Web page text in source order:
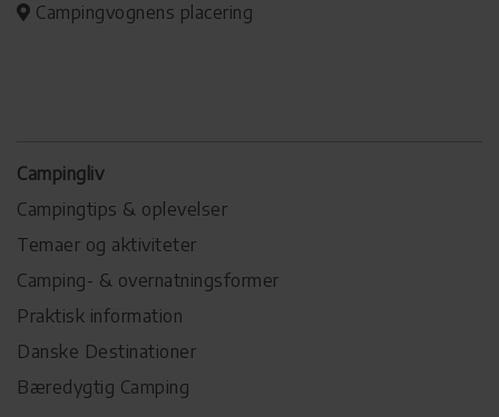
Campingvognens placering
Campingliv
Campingtips & oplevelser
Temaer og aktiviteter
Camping- & overnatningsformer
Praktisk information
Danske Destinationer
Bæredygtig Camping